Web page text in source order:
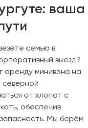
ваша
семью в
выезд?
аренду минивэна на
от хлопот с
обеспечив
Мы берём